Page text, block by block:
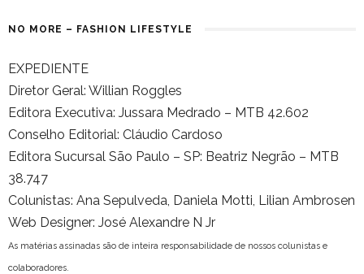
NO MORE – FASHION LIFESTYLE
EXPEDIENTE
Diretor Geral: Willian Roggles
Editora Executiva: Jussara Medrado – MTB 42.602
Conselho Editorial: Cláudio Cardoso
Editora Sucursal São Paulo – SP: Beatriz Negrão – MTB
38.747
Colunistas: Ana Sepulveda, Daniela Motti, Lilian Ambrosen
Web Designer: José Alexandre N Jr
As matérias assinadas são de inteira responsabilidade de nossos colunistas e
colaboradores.